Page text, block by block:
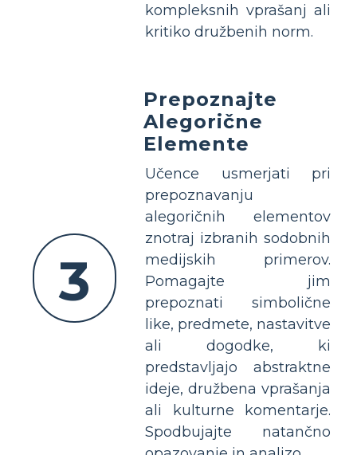
kompleksnih vprašanj ali
kritiko družbenih norm.
3
Prepoznajte
Alegorične
Elemente
Učence usmerjati pri
prepoznavanju
alegoričnih elementov
znotraj izbranih sodobnih
medijskih primerov.
Pomagajte jim
prepoznati simbolične
like, predmete, nastavitve
ali dogodke, ki
predstavljajo abstraktne
ideje, družbena vprašanja
ali kulturne komentarje.
Spodbujajte natančno